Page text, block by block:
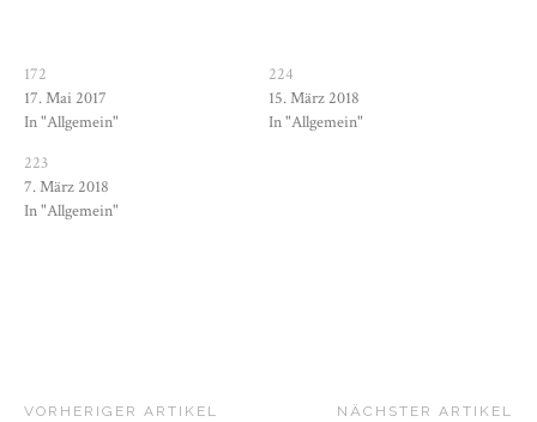
172
17. Mai 2017
In "Allgemein"
224
15. März 2018
In "Allgemein"
223
7. März 2018
In "Allgemein"
NÄCHSTER ARTIKEL
VORHERIGER ARTIKEL